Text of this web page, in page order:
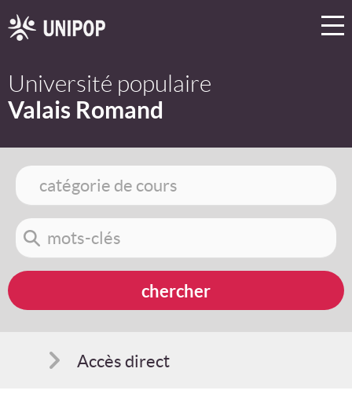
Université populaire
Valais Romand
Accès direct